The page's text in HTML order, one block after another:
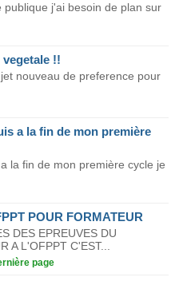
j'ai besoin de plan sur
!!
nouveau de preference pour
a la fin de mon première
la fin de mon première cycle je
POUR FORMATEUR
DES EPREUVES DU
A L'OFPPT C'EST...
page